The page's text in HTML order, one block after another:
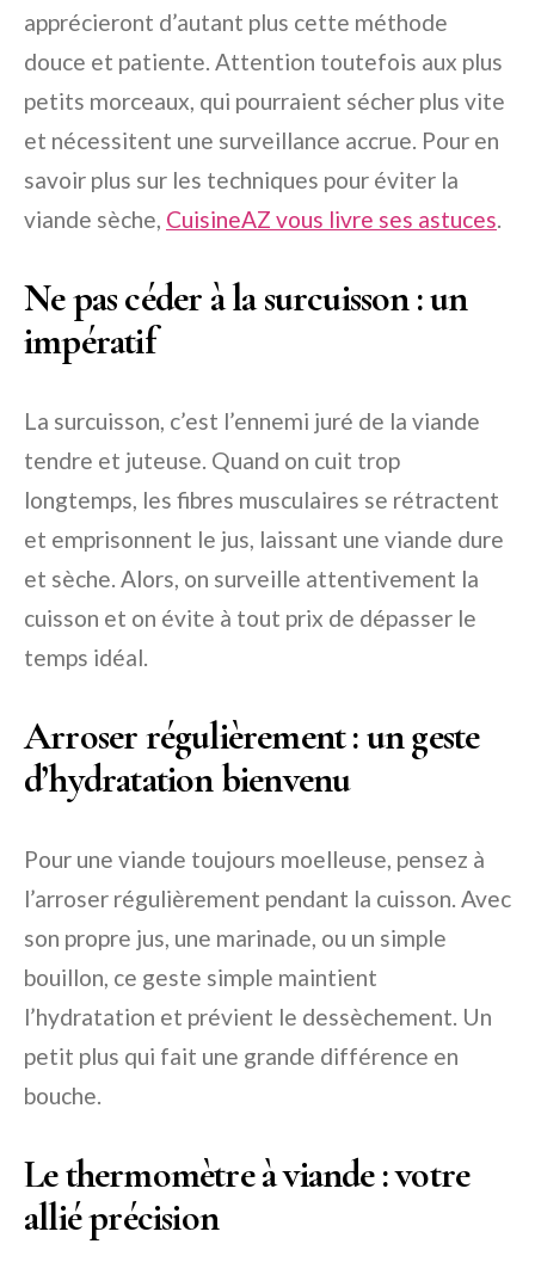
apprécieront d’autant plus cette méthode
douce et patiente. Attention toutefois aux plus
petits morceaux, qui pourraient sécher plus vite
et nécessitent une surveillance accrue. Pour en
savoir plus sur les techniques pour éviter la
viande sèche, CuisineAZ vous livre ses astuces.
Ne pas céder à la surcuisson : un
impératif
La surcuisson, c’est l’ennemi juré de la viande
tendre et juteuse. Quand on cuit trop
longtemps, les fibres musculaires se rétractent
et emprisonnent le jus, laissant une viande dure
et sèche. Alors, on surveille attentivement la
cuisson et on évite à tout prix de dépasser le
temps idéal.
Arroser régulièrement : un geste
d’hydratation bienvenu
Pour une viande toujours moelleuse, pensez à
l’arroser régulièrement pendant la cuisson. Avec
son propre jus, une marinade, ou un simple
bouillon, ce geste simple maintient
l’hydratation et prévient le dessèchement. Un
petit plus qui fait une grande différence en
bouche.
Le thermomètre à viande : votre
allié précision